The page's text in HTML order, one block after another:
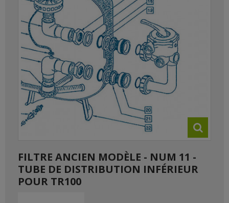
FILTRE ANCIEN MODÈLE - NUM 11 -
TUBE DE DISTRIBUTION INFÉRIEUR
POUR TR100